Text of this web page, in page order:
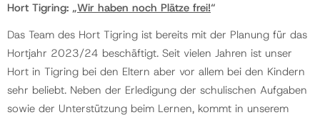
Hort Tigring: „Wir haben noch Plätze frei!“
Das Team des Hort Tigring ist bereits mit der Planung für das
Hortjahr 2023/24 beschäftigt. Seit vielen Jahren ist unser
Hort in Tigring bei den Eltern aber vor allem bei den Kindern
sehr beliebt. Neben der Erledigung der schulischen Aufgaben
sowie der Unterstützung beim Lernen, kommt in unserem